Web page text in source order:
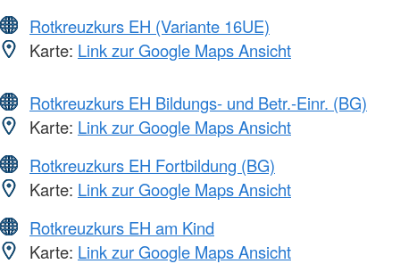
Rotkreuzkurs EH (Variante 16UE)
Karte: Link zur Google Maps Ansicht
Rotkreuzkurs EH Bildungs- und Betr.-Einr. (BG)
Karte: Link zur Google Maps Ansicht
Rotkreuzkurs EH Fortbildung (BG)
Karte: Link zur Google Maps Ansicht
Rotkreuzkurs EH am Kind
Karte: Link zur Google Maps Ansicht